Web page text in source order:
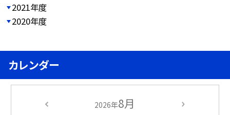
2021年度
2020年度
カレンダー
2026年8月